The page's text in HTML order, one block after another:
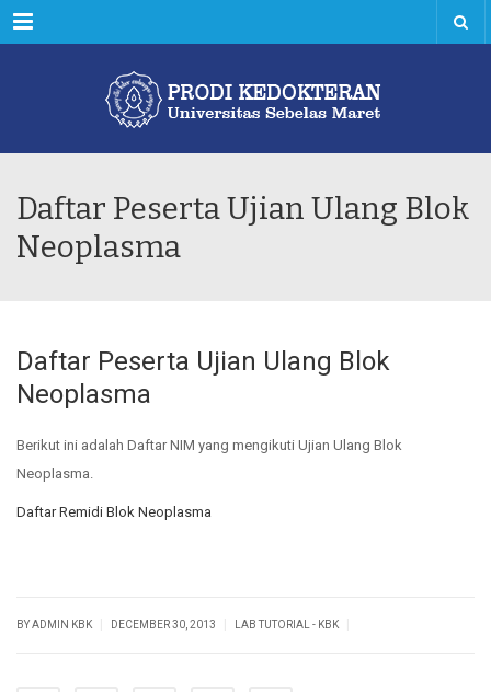
Menu
Daftar Peserta Ujian Ulang Blok
Neoplasma
Daftar Peserta Ujian Ulang Blok
Neoplasma
Berikut ini adalah Daftar NIM yang mengikuti Ujian Ulang Blok
Neoplasma.
Daftar Remidi Blok Neoplasma
BY ADMIN KBK DECEMBER 30, 2013 LAB TUTORIAL - KBK